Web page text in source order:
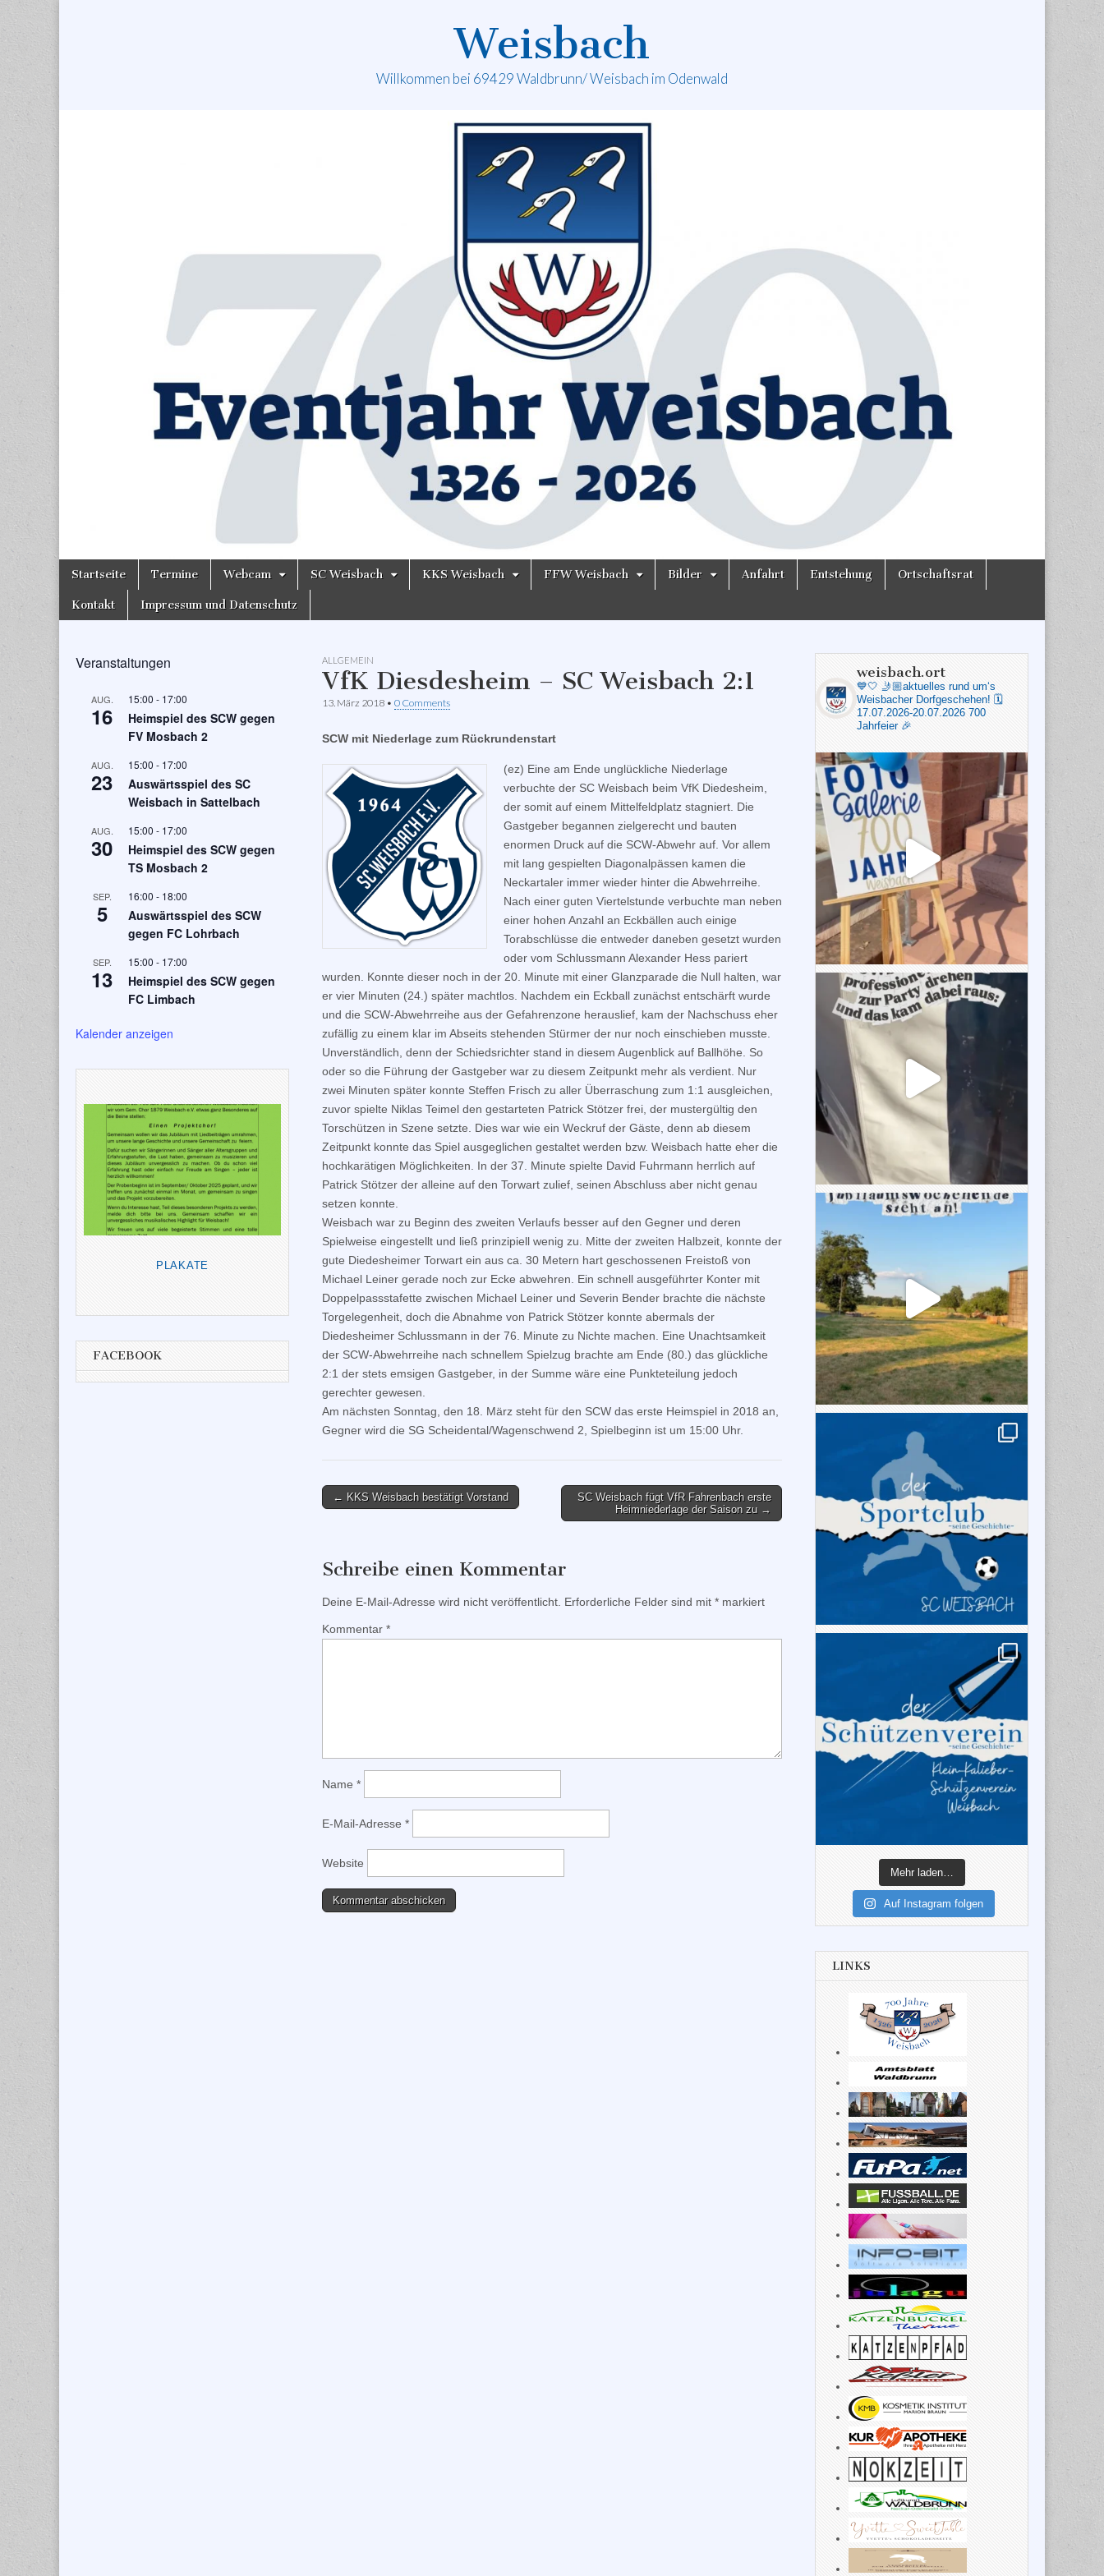
Weisbach
Willkommen bei 69429 Waldbrunn/ Weisbach im Odenwald
Main
Skip
content
Startseite Termine Webcam SC Weisbach KKS Weisbach FFW Weisbach Bilder Anfahrt Entstehung Ortschaftsrat
Kontakt Impressum und Datenschutz
ALLGEMEIN
VfK Diesdesheim – SC Weisbach 2:1
13. März 2018 • 0 Comments
SCW mit Niederlage zum Rückrundenstart
(ez) Eine am Ende unglückliche Niederlage
verbuchte der SC Weisbach beim VfK Diedesheim,
der somit auf einem Mittelfeldplatz stagniert. Die
Gastgeber begannen zielgerecht und bauten
enormen Druck auf die SCW-Abwehr auf. Vor allem
mit lang gespielten Diagonalpässen kamen die
Neckartaler immer wieder hinter die Abwehrreihe.
Nach einer guten Viertelstunde verbuchte man neben
einer hohen Anzahl an Eckbällen auch einige
Torabschlüsse die entweder daneben gesetzt wurden
oder vom Schlussmann Alexander Hess pariert
wurden. Konnte dieser noch in der 20. Minute mit einer Glanzparade die Null halten, war
er vier Minuten (24.) später machtlos. Nachdem ein Eckball zunächst entschärft wurde
und die SCW-Abwehrreihe aus der Gefahrenzone herauslief, kam der Nachschuss eher
zufällig zu einem klar im Abseits stehenden Stürmer der nur noch einschieben musste.
Unverständlich, denn der Schiedsrichter stand in diesem Augenblick auf Ballhöhe. So
oder so die Führung der Gastgeber war zu diesem Zeitpunkt mehr als verdient. Nur
zwei Minuten später konnte Steffen Frisch zu aller Überraschung zum 1:1 ausgleichen,
zuvor spielte Niklas Teimel den gestarteten Patrick Stötzer frei, der mustergültig den
Torschützen in Szene setzte. Dies war wie ein Weckruf der Gäste, denn ab diesem
Zeitpunkt konnte das Spiel ausgeglichen gestaltet werden bzw. Weisbach hatte eher die
hochkarätigen Möglichkeiten. In der 37. Minute spielte David Fuhrmann herrlich auf
Patrick Stötzer der alleine auf den Torwart zulief, seinen Abschluss aber nicht genau
setzen konnte.
Weisbach war zu Beginn des zweiten Verlaufs besser auf den Gegner und deren
Spielweise eingestellt und ließ prinzipiell wenig zu. Mitte der zweiten Halbzeit, konnte der
gute Diedesheimer Torwart ein aus ca. 30 Metern hart geschossenen Freistoß von
Michael Leiner gerade noch zur Ecke abwehren. Ein schnell ausgeführter Konter mit
Doppelpassstafette zwischen Michael Leiner und Severin Bender brachte die nächste
Torgelegenheit, doch die Abnahme von Patrick Stötzer konnte abermals der
Diedesheimer Schlussmann in der 76. Minute zu Nichte machen. Eine Unachtsamkeit
der SCW-Abwehrreihe nach schnellem Spielzug brachte am Ende (80.) das glückliche
2:1 der stets emsigen Gastgeber, in der Summe wäre eine Punkteteilung jedoch
gerechter gewesen.
Am nächsten Sonntag, den 18. März steht für den SCW das erste Heimspiel in 2018 an,
Gegner wird die SG Scheidental/Wagenschwend 2, Spielbeginn ist um 15:00 Uhr.
Post
← KKS Weisbach bestätigt Vorstand
SC Weisbach fügt VfR Fahrenbach erste
Heimniederlage der Saison zu →
Schreibe einen Kommentar
Deine E-Mail-Adresse wird nicht veröffentlicht. Erforderliche Felder sind mit * markiert
Kommentar *
Name *
E-Mail-Adresse *
Website
Veranstaltungen
AUG.
16
15:00 - 17:00
Heimspiel des SCW gegen
FV Mosbach 2
AUG.
23
15:00 - 17:00
Auswärtsspiel des SC
Weisbach in Sattelbach
AUG.
30
15:00 - 17:00
Heimspiel des SCW gegen
TS Mosbach 2
SEP.
5
16:00 - 18:00
Auswärtsspiel des SCW
gegen FC Lohrbach
SEP.
13
15:00 - 17:00
Heimspiel des SCW gegen
FC Limbach
Kalender anzeigen
PLAKATE
FACEBOOK
weisbach.ort
💙🤍 🤳🏼aktuelles rund um‘s
Weisbacher Dorfgeschehen! 🗓️
17.07.2026-20.07.2026 700
Jahrfeier 🎉
Mehr laden…
Auf Instagram folgen
LINKS